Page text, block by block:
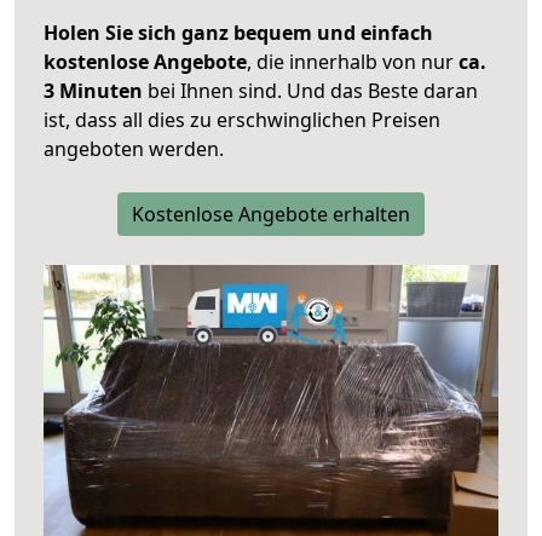
Holen Sie sich ganz bequem und einfach
kostenlose Angebote, die innerhalb von nurca.
3 Minuten bei Ihnen sind. Und das Beste daran
ist, dass all dies zu erschwinglichen Preisen
angeboten werden.
Kostenlose Angebote erhalten